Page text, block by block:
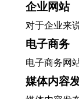
企业网站
对于企业来
电子商务
电子商务网
媒体内容